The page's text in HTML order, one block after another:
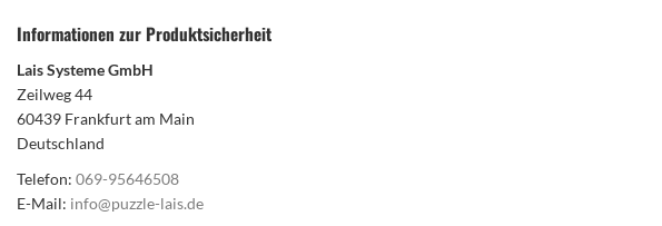
Informationen zur Produktsicherheit
Lais Systeme GmbH
Zeilweg 44
60439 Frankfurt am Main
Deutschland
Telefon: 069-95646508
E-Mail: info@puzzle-lais.de